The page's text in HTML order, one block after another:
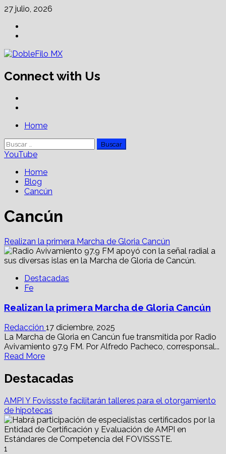
Skip
content
27 julio, 2026
Connect with Us
PrimaryHome
Buscar:
YouTube
Home
Blog
Cancún
Cancún
Realizan la primera Marcha de Gloria Cancún
Destacadas
Fe
Realizan la primera Marcha de Gloria Cancún
Redacción 17 diciembre, 2025
La Marcha de Gloria en Cancún fue transmitida por Radio
Avivamiento 97.9 FM. Por Alfredo Pacheco, corresponsal...
Read MoreRead
about
Realizan
primera
Marcha
de
Gloria
Cancún
Destacadas
AMPI Y Fovissste facilitarán talleres para el otorgamiento
de hipotecas
1